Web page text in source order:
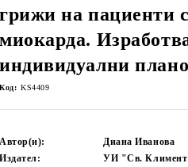
грижи на пациенти
миокарда.
индивидуални
Код: KS4409
Автор(и):
Диана Иванова
Издател:
УИ "Св. Климент